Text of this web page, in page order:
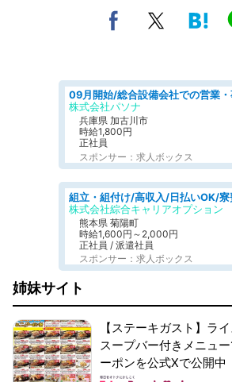
株式会社パソナ
兵庫県 加古川市
時給1,800円
正社員
スポンサー：求人ボックス
株式会社綜合キャリアオプション
熊本県 菊陽町
時給1,600円～2,000円
正社員 / 派遣社員
スポンサー：求人ボックス
姉妹サイト
【ステーキガスト】ラ
スープバー付きメニュ
ーポンを公式Xで公開中